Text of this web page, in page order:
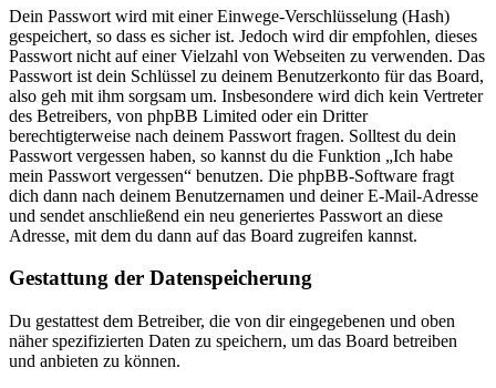
Dein Passwort wird mit einer Einwege-Verschlüsselung (Hash)
gespeichert, so dass es sicher ist. Jedoch wird dir empfohlen, dieses
Passwort nicht auf einer Vielzahl von Webseiten zu verwenden. Das
Passwort ist dein Schlüssel zu deinem Benutzerkonto für das Board,
also geh mit ihm sorgsam um. Insbesondere wird dich kein Vertreter
des Betreibers, von phpBB Limited oder ein Dritter
berechtigterweise nach deinem Passwort fragen. Solltest du dein
Passwort vergessen haben, so kannst du die Funktion „Ich habe
mein Passwort vergessen“ benutzen. Die phpBB-Software fragt
dich dann nach deinem Benutzernamen und deiner E-Mail-Adresse
und sendet anschließend ein neu generiertes Passwort an diese
Adresse, mit dem du dann auf das Board zugreifen kannst.
Gestattung der Datenspeicherung
Du gestattest dem Betreiber, die von dir eingegebenen und oben
näher spezifizierten Daten zu speichern, um das Board betreiben
und anbieten zu können.